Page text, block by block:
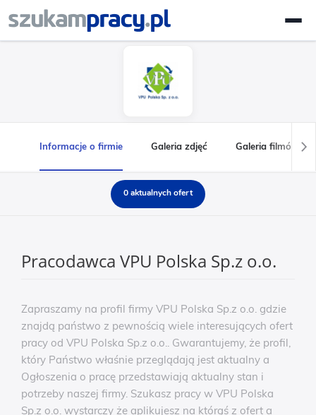
Informacje o firmie Galeria zdjęć Galeria filmów
0 aktualnych ofert
Pracodawca VPU Polska Sp.z o.o.
Zapraszamy na profil firmy VPU Polska Sp.z o.o. gdzie
znajdą państwo z pewnością wiele interesujących ofert
pracy od VPU Polska Sp.z o.o.. Gwarantujemy, że profil,
który Państwo właśnie przeglądają jest aktualny a
Ogłoszenia o pracę przedstawiają aktualny stan i
potrzeby naszej firmy. Szukasz pracy w VPU Polska
Sp.z o.o. wystarczy że aplikujesz na którąś z ofert a